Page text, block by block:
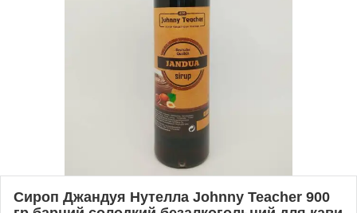
Сироп Джандуя Нутелла Johnny Teacher 900